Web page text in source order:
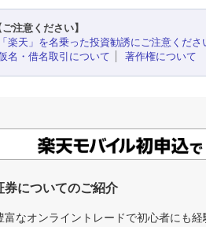
ご注意ください】
「楽天」を名乗った投資勧誘にご注意くださ
名・借名取引について
著作権について
券についてのご紹介
富なオンライントレードで初心者にも